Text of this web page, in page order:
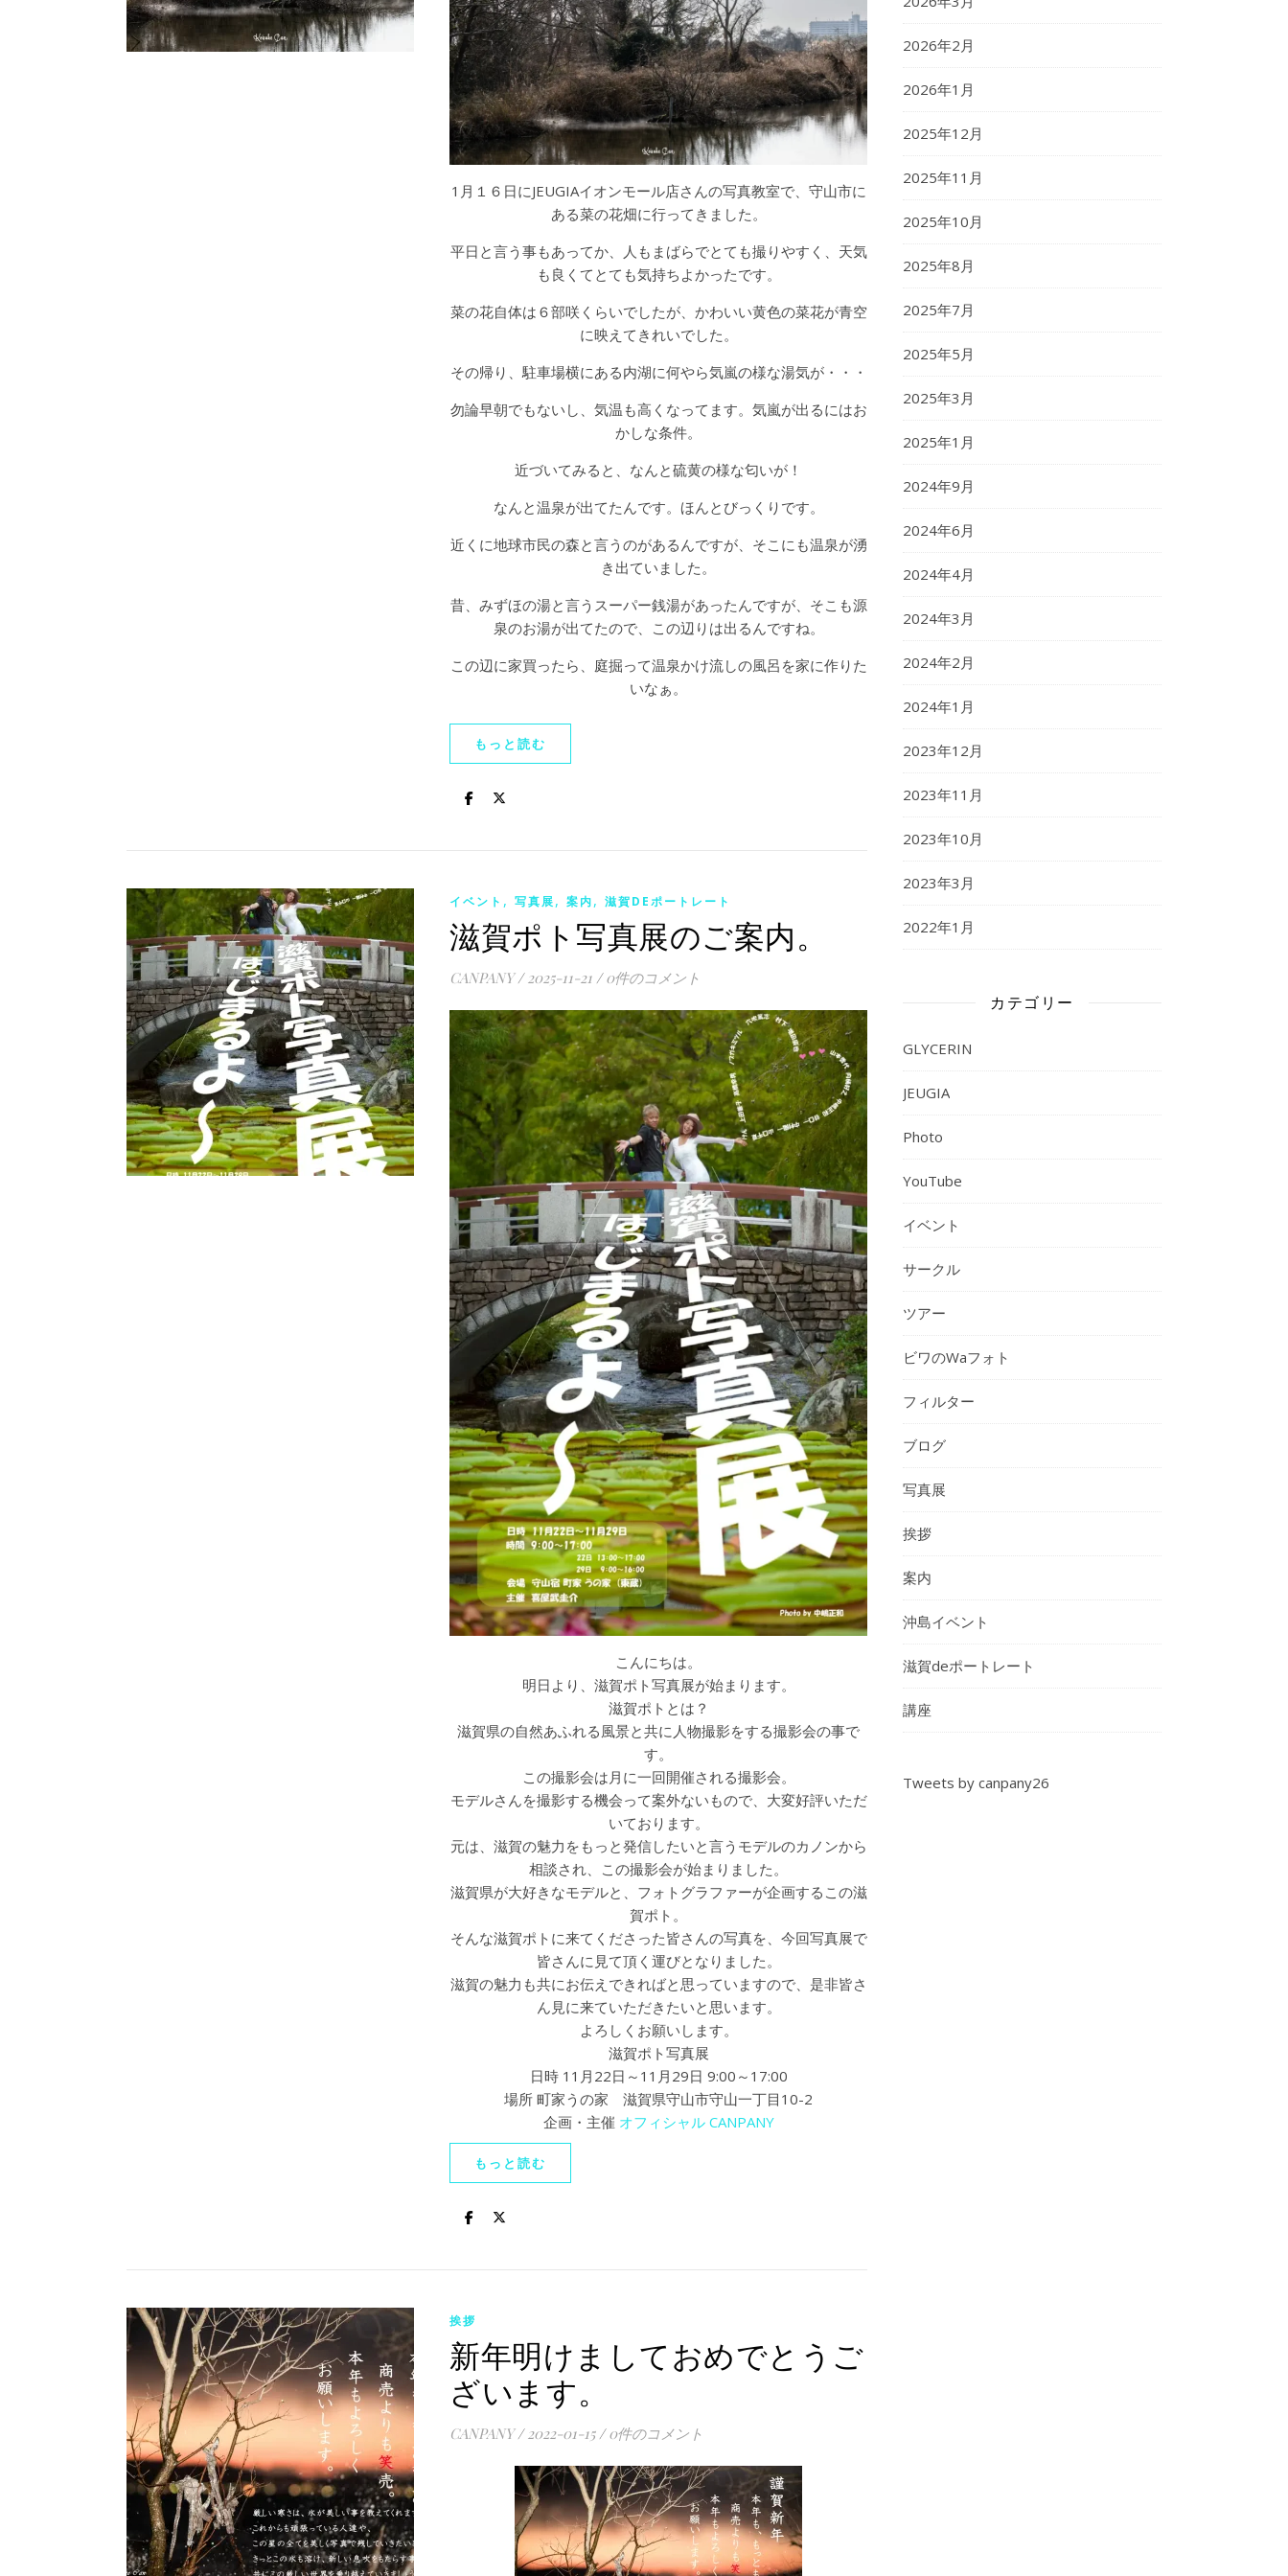
1月１６日にJEUGIAイオンモール店さんの写真教室で、守山市に
ある菜の花畑に行ってきました。
平日と言う事もあってか、人もまばらでとても撮りやすく、天気
も良くてとても気持ちよかったです。
菜の花自体は６部咲くらいでしたが、かわいい黄色の菜花が青空
に映えてきれいでした。
その帰り、駐車場横にある内湖に何やら気嵐の様な湯気が・・・
勿論早朝でもないし、気温も高くなってます。気嵐が出るにはお
かしな条件。
近づいてみると、なんと硫黄の様な匂いが！
なんと温泉が出てたんです。ほんとびっくりです。
近くに地球市民の森と言うのがあるんですが、そこにも温泉が湧
き出ていました。
昔、みずほの湯と言うスーパー銭湯があったんですが、そこも源
泉のお湯が出てたので、この辺りは出るんですね。
この辺に家買ったら、庭掘って温泉かけ流しの風呂を家に作りた
いなぁ。
もっと読む
イベント , 写真展, 案内, 滋賀DEポートレート
滋賀ポト写真展のご案内。
CANPANY / 2025-11-21 / 0件のコメント
こんにちは。
明日より、滋賀ポト写真展が始まります。
滋賀ポトとは？
滋賀県の自然あふれる風景と共に人物撮影をする撮影会の事で
す。
この撮影会は月に一回開催される撮影会。
モデルさんを撮影する機会って案外ないもので、大変好評いただ
いております。
元は、滋賀の魅力をもっと発信したいと言うモデルのカノンから
相談され、この撮影会が始まりました。
滋賀県が大好きなモデルと、フォトグラファーが企画するこの滋
賀ポト。
そんな滋賀ポトに来てくださった皆さんの写真を、今回写真展で
皆さんに見て頂く運びとなりました。
滋賀の魅力も共にお伝えできればと思っていますので、是非皆さ
ん見に来ていただきたいと思います。
よろしくお願いします。
滋賀ポト写真展
日時 11月22日～11月29日 9:00～17:00
場所 町家うの家 滋賀県守山市守山一丁目10-2
企画・主催 オフィシャル CANPANY
もっと読む
挨拶
新年明けましておめでとうご
ざいます。
CANPANY / 2022-01-15 / 0件のコメント
2026年2月
2026年1月
2025年12月
2025年11月
2025年10月
2025年8月
2025年7月
2025年5月
2025年3月
2025年1月
2024年9月
2024年6月
2024年4月
2024年3月
2024年2月
2024年1月
2023年12月
2023年11月
2023年10月
2023年3月
2022年1月
カテゴリー
GLYCERIN
JEUGIA
Photo
YouTube
イベント
サークル
ツアー
ビワのWaフォト
フィルター
ブログ
写真展
挨拶
案内
沖島イベント
滋賀deポートレート
講座
Tweets by canpany26